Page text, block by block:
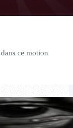
ce motion